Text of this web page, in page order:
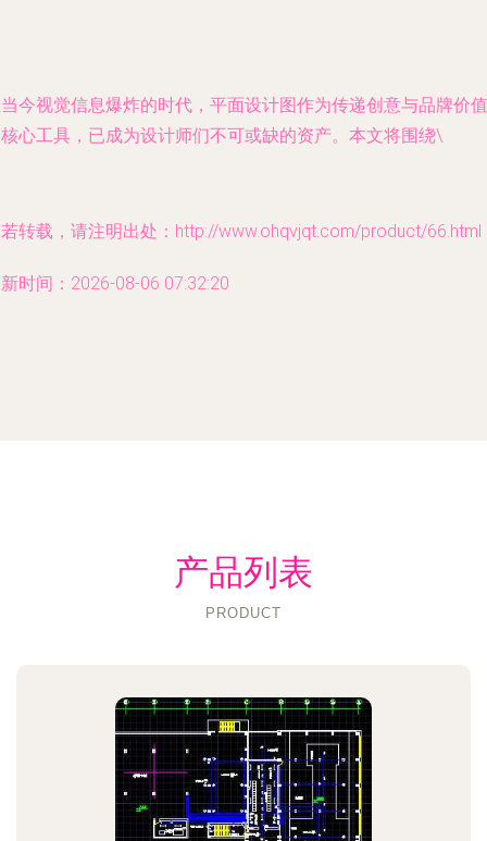
今视觉信息爆炸的时代，平面设计图作为传递创意与品牌价值
心工具，已成为设计师们不可或缺的资产。本文将围绕\
转载，请注明出处：http://www.ohqvjqt.com/product/66.html
时间：2026-08-06 07:32:20
产品列表
PRODUCT